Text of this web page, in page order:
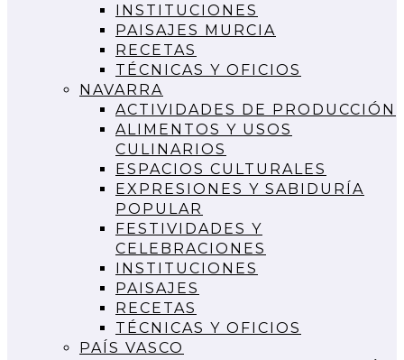
INSTITUCIONES
PAISAJES MURCIA
RECETAS
TÉCNICAS Y OFICIOS
NAVARRA
ACTIVIDADES DE PRODUCCIÓN
ALIMENTOS Y USOS
CULINARIOS
ESPACIOS CULTURALES
EXPRESIONES Y SABIDURÍA
POPULAR
FESTIVIDADES Y
CELEBRACIONES
INSTITUCIONES
PAISAJES
RECETAS
TÉCNICAS Y OFICIOS
PAÍS VASCO